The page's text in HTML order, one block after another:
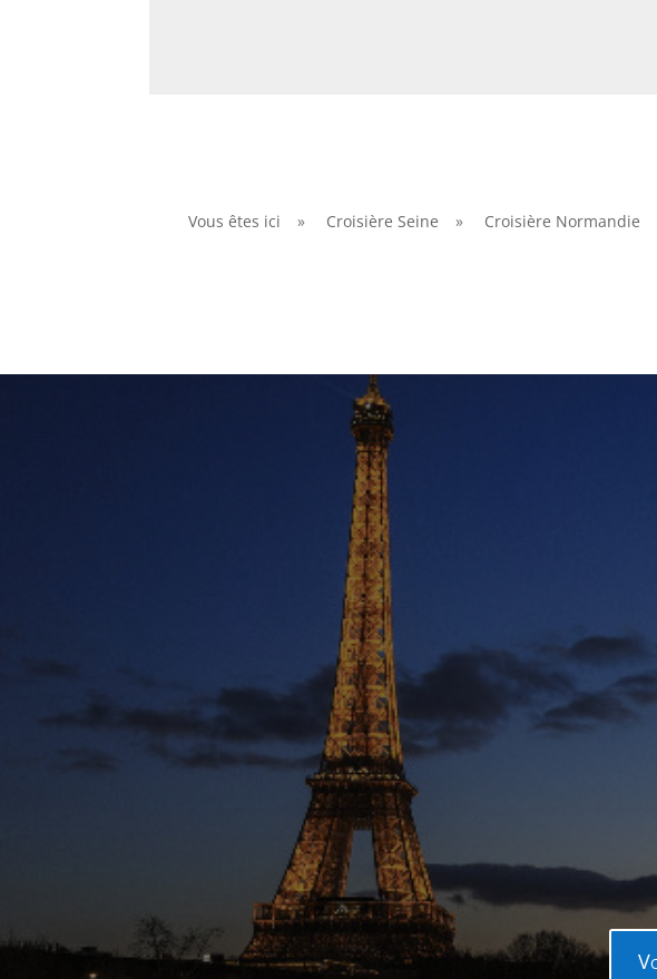
Vous êtes ici » Croisière Seine » Croisière Normandie
Optez pour une
En une semaine,
un patrimoine historique